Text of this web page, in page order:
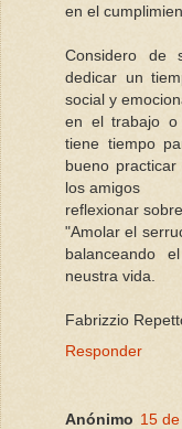
en el
Considero de
dedicar un
social y
en el trabajo o
tiene tiempo
bueno
los amigos
reflexionar
"Amolar el
balanceando
neustra vida.
Fabrizzio
Responder
Anónimo 15